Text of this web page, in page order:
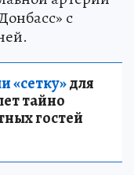
с
«сетку»для
тайно
гостей